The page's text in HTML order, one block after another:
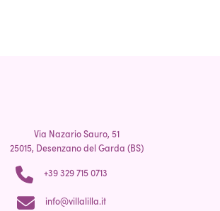
Via Nazario Sauro, 51
25015, Desenzano del Garda (BS)
+39 329 715 0713
info@villalilla.it